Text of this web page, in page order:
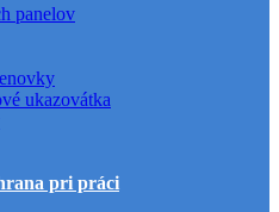
panelov
ukazovátka
pri práci